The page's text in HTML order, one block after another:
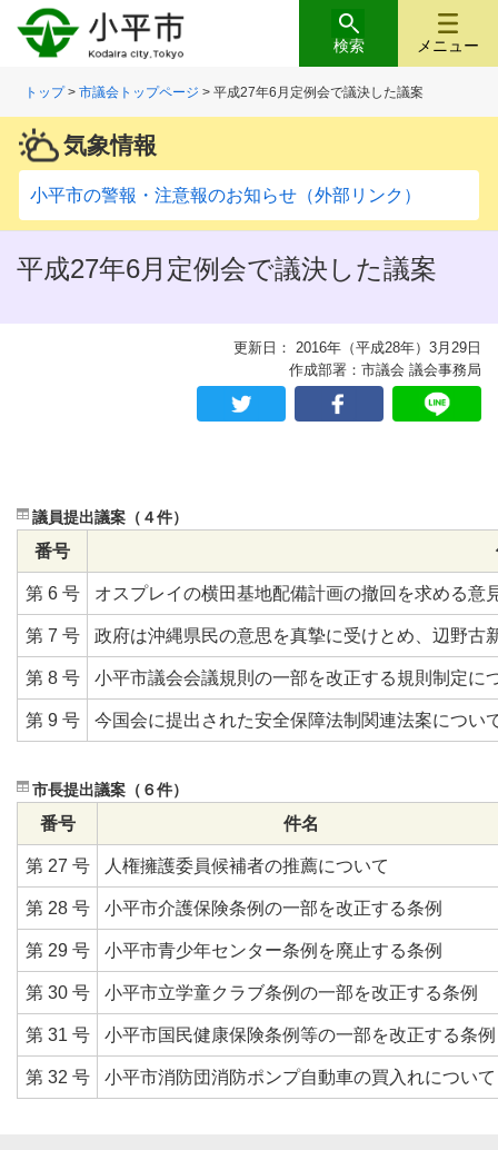
メニュー
検索
トップ>市議会トップページ > 平成27年6月定例会で議決した議案
気象情報
小平市の警報・注意報のお知らせ（外部リンク）
平成27年6月定例会で議決した議案
更新日： 2016年（平成28年）3月29日
作成部署：市議会 議会事務局
議員提出議案（４件）
番号
第 6 号 オスプレイの横田基地配備計画の撤回を求める意
第 7 号 政府は沖縄県民の意思を真摯に受けとめ、辺野
第 8 号 小平市議会会議規則の一部を改正する規則制定に
第 9 号 今国会に提出された安全保障法制関連法案につ
市長提出議案（６件）
番号 件名
第 27 号 人権擁護委員候補者の推薦について
第 28 号 小平市介護保険条例の一部を改正する条例
第 29 号 小平市青少年センター条例を廃止する条例
第 30 号 小平市立学童クラブ条例の一部を改正する条例
第 31 号 小平市国民健康保険条例等の一部を改正する条例
第 32 号 小平市消防団消防ポンプ自動車の買入れについて